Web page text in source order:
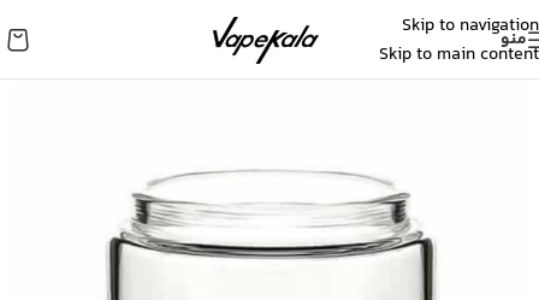
Skip to navigation
Skip to main content
منو